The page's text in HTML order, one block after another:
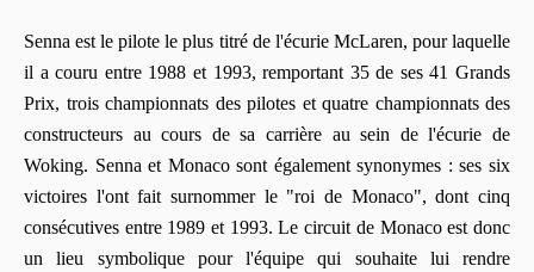
Senna est le pilote le plus titré de l'écurie McLaren, pour laquelle
il a couru entre 1988 et 1993, remportant 35 de ses 41 Grands
Prix, trois championnats des pilotes et quatre championnats des
constructeurs au cours de sa carrière au sein de l'écurie de
Woking. Senna et Monaco sont également synonymes : ses six
victoires l'ont fait surnommer le "roi de Monaco", dont cinq
consécutives entre 1989 et 1993. Le circuit de Monaco est donc
un lieu symbolique pour l'équipe qui souhaite lui rendre